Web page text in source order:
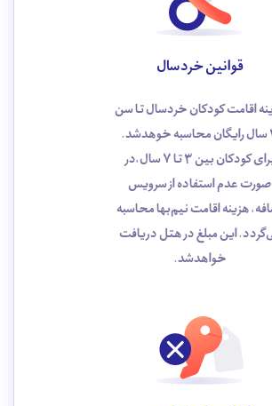
قوانین خردسال
اقامت کودکان خردسال تا سن
3 سال رایگان محاسبه خوهد‌شد.
برای کودکان بین 3 تا 7 سال،در
صورت عدم استفاده از سرویس
هزینه اقامت نیم‌بها محاسبه
این مبلغ در هتل دریافت
خواهدشد.